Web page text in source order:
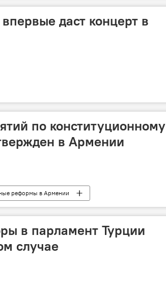
даст концерт в
по конституционному
в Армении
реформы в Армении
в парламент Турции
случае